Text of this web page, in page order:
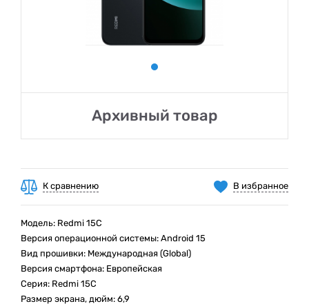
Архивный товар
В избранное
К сравнению
Модель: Redmi 15C
Версия операционной системы: Android 15
Вид прошивки: Международная (Global)
Версия смартфона: Европейская
Серия: Redmi 15C
Размер экрана, дюйм: 6,9